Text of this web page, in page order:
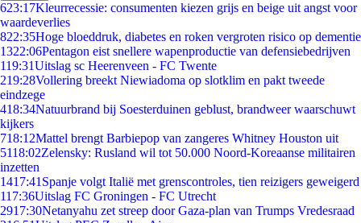
623:17Kleurrecessie: consumenten kiezen grijs en beige uit angst voor
waardeverlies
822:35Hoge bloeddruk, diabetes en roken vergroten risico op dementie
1322:06Pentagon eist snellere wapenproductie van defensiebedrijven
119:31Uitslag sc Heerenveen - FC Twente
219:28Vollering breekt Niewiadoma op slotklim en pakt tweede
eindzege
418:34Natuurbrand bij Soesterduinen geblust, brandweer waarschuwt
kijkers
718:12Mattel brengt Barbiepop van zangeres Whitney Houston uit
5118:02Zelensky: Rusland wil tot 50.000 Noord-Koreaanse militairen
inzetten
1417:41 Spanje volgt Italië met grenscontroles, tien reizigers geweigerd
117:36Uitslag FC Groningen - FC Utrecht
2917:30Netanyahu zet streep door Gaza-plan van Trumps Vredesraad